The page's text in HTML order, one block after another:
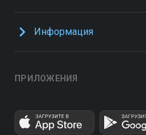
Информация
ПРИЛОЖЕНИЯ